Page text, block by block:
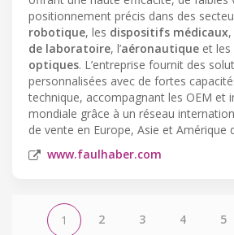
positionnement précis dans des
robotique, les dispositifs médicaux,
de laboratoire, l’aéronautique et les
optiques. L’entreprise fournit des
personnalisées avec de fortes
technique, accompagnant les OEM et
mondiale grâce à un réseau
de vente en Europe, Asie et Amérique
www.faulhaber.com
1 2 3 4 5